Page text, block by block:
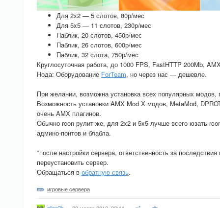
Для 2x2 — 5 слотов, 80р/мес
Для 5x5 — 11 слотов, 230р/мес
Паблик, 20 слотов, 450р/мес
Паблик, 26 слотов, 600р/мес
Паблик, 32 слота, 750р/мес
Круглосуточная работа, до 1000 FPS, FastHTTP 200Mb,
Нода: Оборудование ForTeam, но через нас — дешевле.
При желании, возможна установка всех популярных модов,
Возможность установки AMX Mod X модов, MetaMod,
очень AMX плагинов.
Обычно rcon рулит же, для 2x2 и 5x5 лучше всего юзать
админо-понтов и блабла.
*после настройки сервера, ответственность за
переустановить сервер.
Обращаться в обратную связь.
игровые сервера